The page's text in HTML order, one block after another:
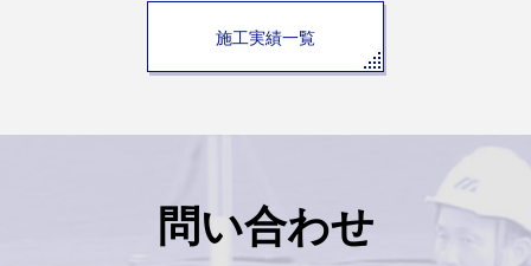
施工実績一覧
問い合わせ